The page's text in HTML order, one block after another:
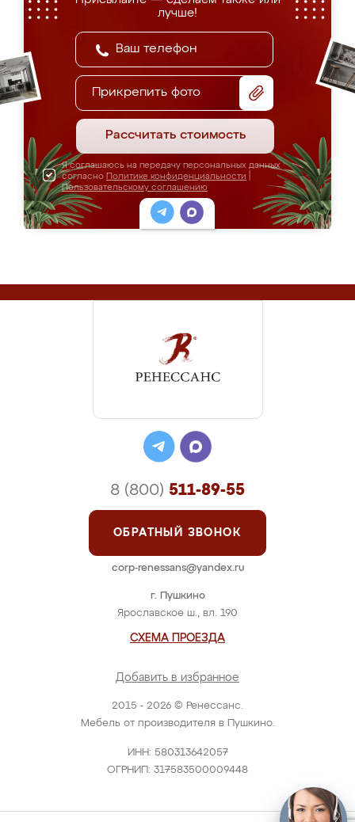
лучше!
Прикрепить фото
Рассчитать стоимость
Я соглашаюсь на передачу персональных данных
согласно Политике конфиденциальности
Пользовательскому соглашению
2015 - 2026 © Ренессанс.
Мебель от производителя в Пушкино.
ИНН: 580313642057
ОГРНИП: 317583500009448
г. Пушкино
Ярославское ш., вл. 190
СХЕМА ПРОЕЗДА
Добавить в избранное
8 (800) 511-89-55
ОБРАТНЫЙ ЗВОНОК
corp-renessans@yandex.ru